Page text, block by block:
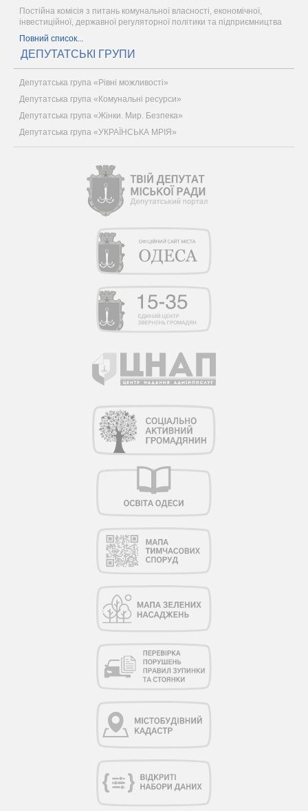
Постійна комісія з питань комунальної власності, економічної,
інвестиційної, державної регуляторної політики та підприємництва
Повний список...
ДЕПУТАТСЬКІ ГРУПИ
Депутатська група «Рівні можливості»
Депутатська група «Комунальні ресурси»
Депутатська група «Жінки. Мир. Безпека»
Депутатська група «УКРАЇНСЬКА МРІЯ»